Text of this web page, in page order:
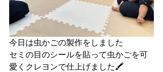
今日は虫かごの製作をしました
セミの目のシールを貼って虫かごを可
愛くクレヨンで仕上げました🖍